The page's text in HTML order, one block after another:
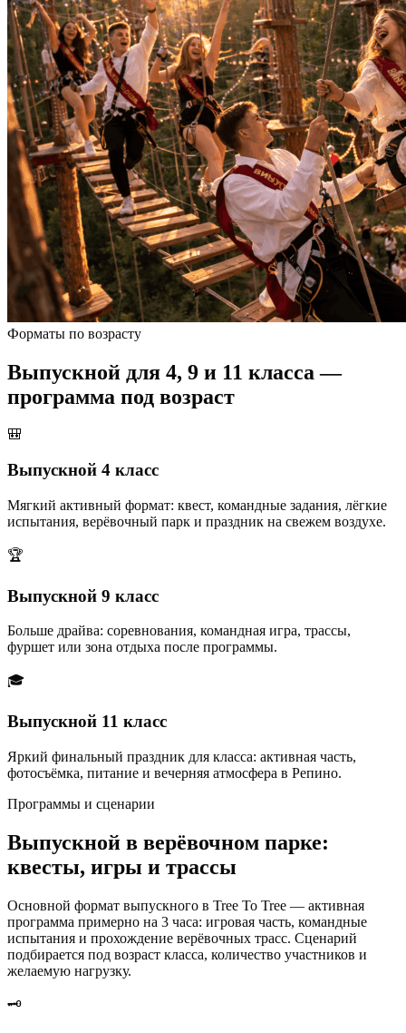
Форматы по возрасту
Выпускной для 4, 9 и 11 класса —
программа под возраст
🎒
Выпускной 4 класс
Мягкий активный формат: квест, командные задания, лёгкие
испытания, верёвочный парк и праздник на свежем воздухе.
🏆
Выпускной 9 класс
Больше драйва: соревнования, командная игра, трассы,
фуршет или зона отдыха после программы.
🎓
Выпускной 11 класс
Яркий финальный праздник для класса: активная часть,
фотосъёмка, питание и вечерняя атмосфера в Репино.
Программы и сценарии
Выпускной в верёвочном парке:
квесты, игры и трассы
Основной формат выпускного в Tree To Tree — активная
программа примерно на 3 часа: игровая часть, командные
испытания и прохождение верёвочных трасс. Сценарий
подбирается под возраст класса, количество участников и
желаемую нагрузку.
🗝️